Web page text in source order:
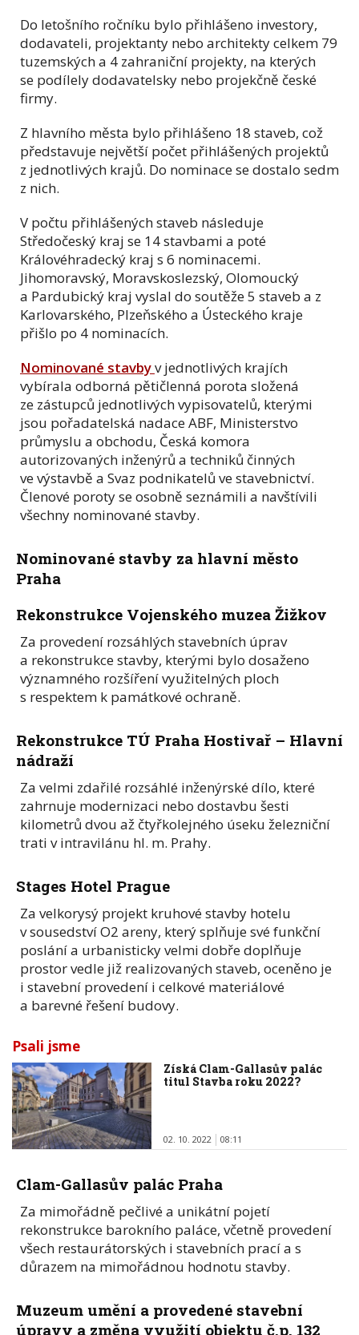
Do letošního ročníku bylo přihlášeno investory,
dodavateli, projektanty nebo architekty celkem 79
tuzemských a 4 zahraniční projekty, na kterých
se podílely dodavatelsky nebo projekčně české
firmy.
Z hlavního města bylo přihlášeno 18 staveb, což
představuje největší počet přihlášených projektů
z jednotlivých krajů. Do nominace se dostalo sedm
z nich.
V počtu přihlášených staveb následuje
Středočeský kraj se 14 stavbami a poté
Královéhradecký kraj s 6 nominacemi.
Jihomoravský, Moravskoslezský, Olomoucký
a Pardubický kraj vyslal do soutěže 5 staveb a z
Karlovarského, Plzeňského a Ústeckého kraje
přišlo po 4 nominacích.
Nominované stavbyv jednotlivých krajích
vybírala odborná pětičlenná porota složená
ze zástupců jednotlivých vypisovatelů, kterými
jsou pořadatelská nadace ABF, Ministerstvo
průmyslu a obchodu, Česká komora
autorizovaných inženýrů a techniků činných
ve výstavbě a Svaz podnikatelů ve stavebnictví.
Členové poroty se osobně seznámili a navštívili
všechny nominované stavby.
Nominované stavby za hlavní město
Praha
Rekonstrukce Vojenského muzea Žižkov
Za provedení rozsáhlých stavebních úprav
a rekonstrukce stavby, kterými bylo dosaženo
významného rozšíření využitelných ploch
s respektem k památkové ochraně.
Rekonstrukce TÚ Praha Hostivař – Hlavní
nádraží
Za velmi zdařilé rozsáhlé inženýrské dílo, které
zahrnuje modernizaci nebo dostavbu šesti
kilometrů dvou až čtyřkolejného úseku železniční
trati v intravilánu hl. m. Prahy.
Stages Hotel Prague
Za velkorysý projekt kruhové stavby hotelu
v sousedství O2 areny, který splňuje své funkční
poslání a urbanisticky velmi dobře doplňuje
prostor vedle již realizovaných staveb, oceněno je
i stavební provedení i celkové materiálové
a barevné řešení budovy.
Psali jsme
Získá Clam-Gallasův palác
titul Stavba roku 2022?
02. 10. 2022 08:11
Clam-Gallasův palác Praha
Za mimořádně pečlivé a unikátní pojetí
rekonstrukce barokního paláce, včetně provedení
všech restaurátorských i stavebních prací a s
důrazem na mimořádnou hodnotu stavby.
Muzeum umění a provedené stavební
úpravy a změna využití objektu č.p. 132